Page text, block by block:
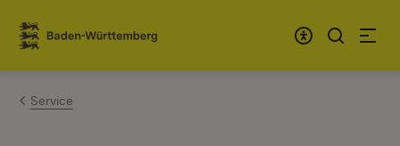
Zum Inhalt springen
Link zur Startseite
Service